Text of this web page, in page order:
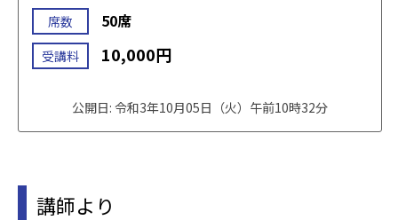
席数
50席
受講料 10,000円
公開日: 令和3年10月05日（火）午前10時32分
講師より